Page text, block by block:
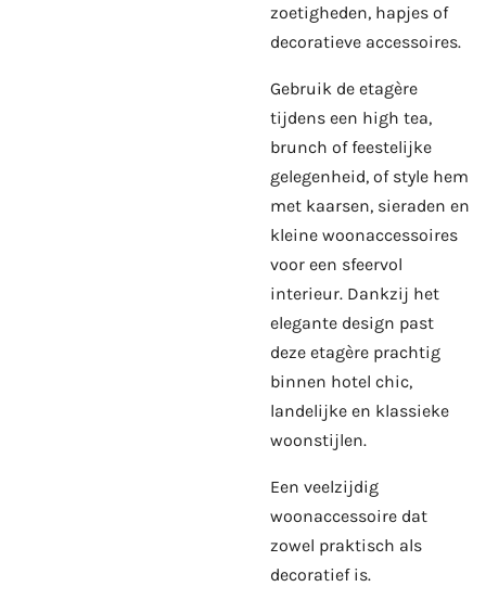
zoetigheden, hapjes of
decoratieve accessoires.
Gebruik de etagère
tijdens een high tea,
brunch of feestelijke
gelegenheid, of style hem
met kaarsen, sieraden en
kleine woonaccessoires
voor een sfeervol
interieur. Dankzij het
elegante design past
deze etagère prachtig
binnen hotel chic,
landelijke en klassieke
woonstijlen.
Een veelzijdig
woonaccessoire dat
zowel praktisch als
decoratief is.